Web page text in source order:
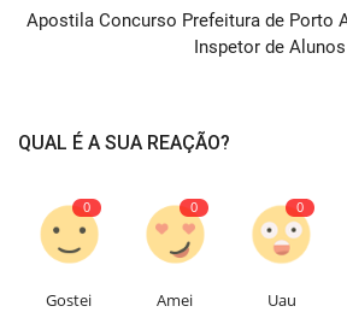
Apostila Concurso Prefeitura de Porto
Inspetor de Alunos
QUAL É A SUA REAÇÃO?
0
Gostei
0
Amei
0
Uau